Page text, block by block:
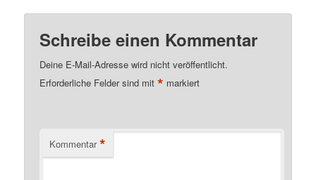
Schreibe einen Kommentar
Deine E-Mail-Adresse wird nicht veröffentlicht.
Erforderliche Felder sind mit* markiert
Kommentar *